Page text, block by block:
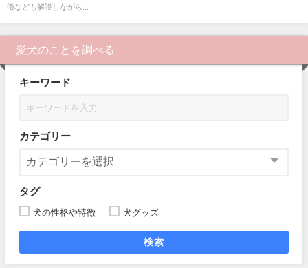
徴なども解説しながら...
愛犬のことを調べる
キーワード
カテゴリー
タグ
犬の性格や特徴 犬グッズ
検索